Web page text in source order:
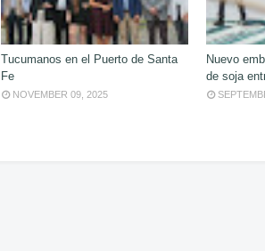
Tucumanos en el Puerto de Santa
Fe
NOVEMBER 09, 2025
Nuevo
de soja